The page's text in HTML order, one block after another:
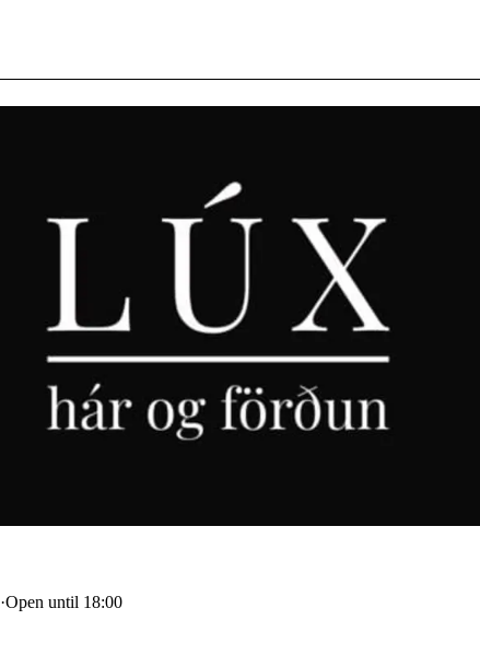
·Open until 18:00